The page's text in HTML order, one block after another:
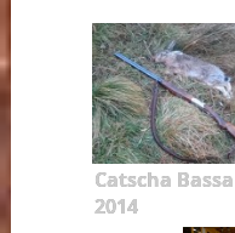
Catscha Bassa
2014